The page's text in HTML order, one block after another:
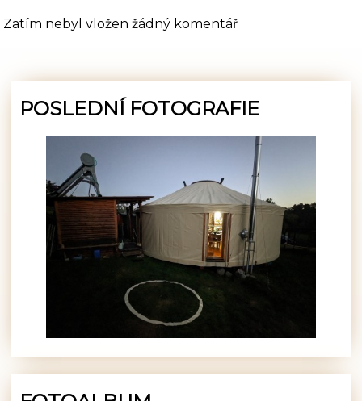
Zatím nebyl vložen žádný komentář
POSLEDNÍ FOTOGRAFIE